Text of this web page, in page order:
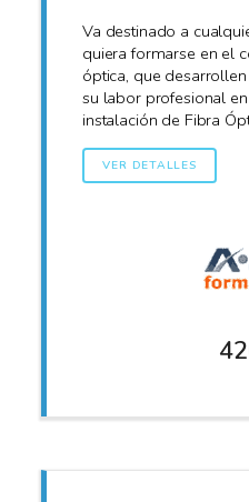
Va destinado a
quiera formarse en el
óptica, que
su labor profesional
instalación de Fibra
VER DETALLES